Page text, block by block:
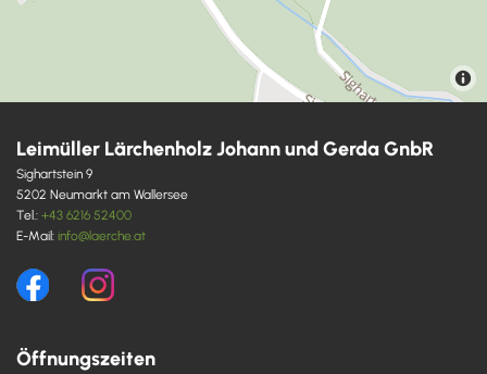
Leimüller Lärchenholz Johann und Gerda GnbR
Sighartstein 9
5202 Neumarkt am Wallersee
Tel.: +43 6216 52400
E-Mail: info@laerche.at
Öffnungszeiten